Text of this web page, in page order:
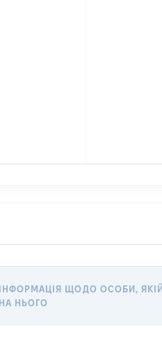
ІНФОРМАЦІЯ ЩОДО ОСОБИ,
НА НЬОГО